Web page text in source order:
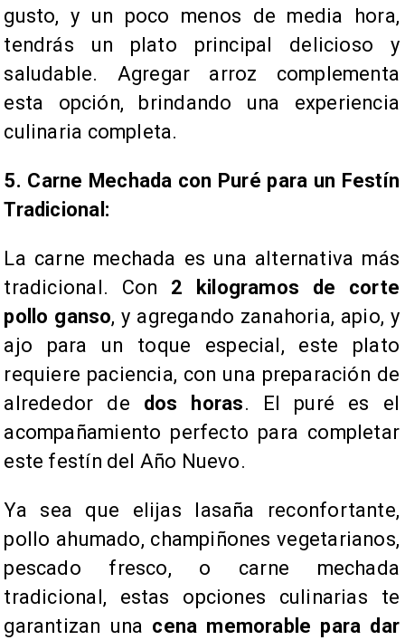
gusto, y un poco menos de media hora,
tendrás un plato principal delicioso y
saludable. Agregar arroz complementa
esta opción, brindando una experiencia
culinaria completa.
5. Carne Mechada con Puré para un Festín
Tradicional:
La carne mechada es una alternativa más
tradicional. Con 2 kilogramos de corte
pollo ganso, y agregando zanahoria, apio, y
ajo para un toque especial, este plato
requiere paciencia, con una preparación de
alrededor de dos horas. El puré es el
acompañamiento perfecto para completar
este festín del Año Nuevo.
​Ya sea que elijas lasaña reconfortante,
pollo ahumado, champiñones vegetarianos,
pescado fresco, o carne mechada
tradicional, estas opciones culinarias te
garantizan una cena memorable para dar